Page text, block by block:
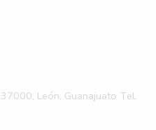
León, Guanajuato Tel.